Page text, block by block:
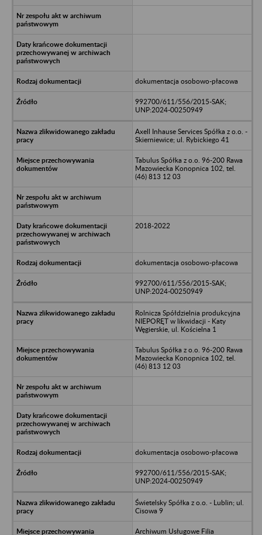
dokumentacja osobowo-płacowa
992700/611/556/2015-SAK;
UNP:2024-00250949
Axell Inhause Services Spółka z o.o. -
Skierniewice; ul. Rybickiego 41
Tabulus Spółka z o.o. 96-200 Rawa
Mazowiecka Konopnica 102, tel.
(46) 813 12 03
2018-2022
dokumentacja osobowo-płacowa
992700/611/556/2015-SAK;
UNP:2024-00250949
Rolnicza Spółdzielnia produkcyjna
NIEPORĘT w likwidacji - Katy
Węgierskie, ul. Kościelna 1
Tabulus Spółka z o.o. 96-200 Rawa
Mazowiecka Konopnica 102, tel.
(46) 813 12 03
dokumentacja osobowo-płacowa
992700/611/556/2015-SAK;
UNP:2024-00250949
Świetelsky Spółka z o.o. - Lublin; ul.
Cisowa 9
Archiwum Usługowe Filia